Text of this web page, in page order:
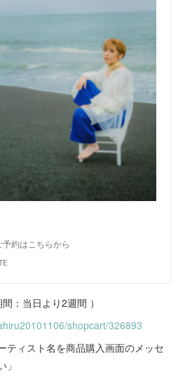
約はこちらから
：当日より2週間 ）
shopcart/326893
ティスト名を商品購入画面のメッセ